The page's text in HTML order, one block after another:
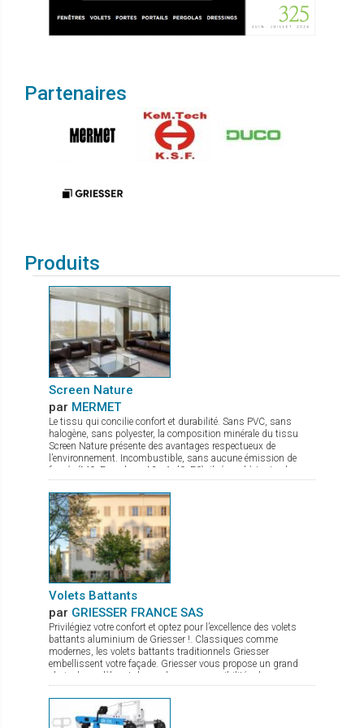
Partenaires
Produits
Screen Nature
par MERMET
Le tissu qui concilie confort et durabilité. Sans PVC, sans
halogène, sans polyester, la composition minérale du tissu
Screen Nature présente des avantages respectueux de
l’environnement. Incombustible, sans aucune émission de
fumée (M0, Euroclass A2-s1-d0, F0), il répond à toutes les
exigences tant en termes de sécurité que de santé. Ce tissu à
l’excellente transparence possède de nombreux atouts : bonne
maîtrise de l’éblouissement confort thermique optimal stabilité
dimensionnelle, durabilité et résistance mécanique qui lui
confèrent une planéité parfaite même en grande dimension. Ce
tissu élégant et très fin, idéal pour des stores s'insérant dans
des espaces de faible encombrement, est disponible en 7
coloris et 2 largeurs de 180 et 240 cm
Volets Battants
par GRIESSER FRANCE SAS
Privilégiez votre confort et optez pour l’excellence des volets
battants aluminium de Griesser !. Classiques comme
modernes, les volets battants traditionnels Griesser
embellissent votre façade. Griesser vous propose un grand
choix de modèles et de nombreuses possibilités de
combinaisons et de remplissages. - Persiennes à lames fixes,
pour plus de charme et de tradition - Persiennes à lames
orientables, pour un passage d'air et de lumière
supplémentaire. - Panneaux pleins et isolés, pour plus